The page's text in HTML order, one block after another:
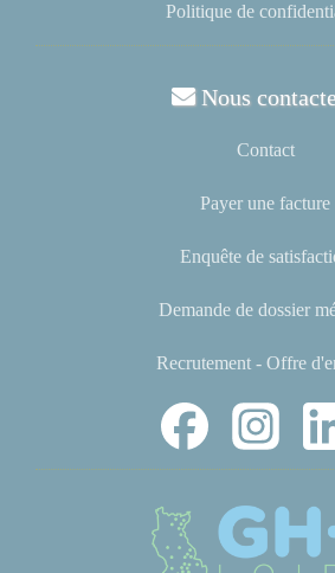
Politique de
Nous
Contact
Payer une facture
Enquête de
Demande de dossier
Recrutement - Offre